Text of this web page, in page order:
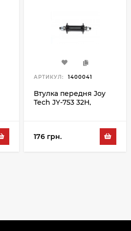
АРТИКУЛ: 1400041
Втулка передня Joy
Tech JY-753 32H,
176 грн.